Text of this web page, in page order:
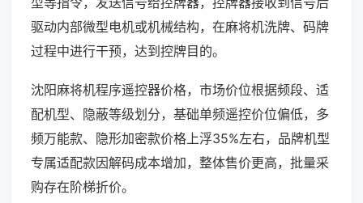
驱动内部微型电机或机械结构，在麻将机洗牌、码牌
过程中进行干预，达到控牌目的。
沈阳麻将机程序遥控器价格，市场价位根据频段、适
配机型、隐蔽等级划分，基础单频遥控价位偏低，多
频万能款、隐形加密款价格上浮35%左右，品牌机型
专属适配款因解码成本增加，整体售价更高，批量采
购存在阶梯折价。